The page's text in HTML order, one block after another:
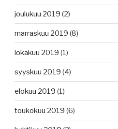
joulukuu 2019 (2)
marraskuu 2019 (8)
lokakuu 2019 (1)
syyskuu 2019 (4)
elokuu 2019 (1)
toukokuu 2019 (6)